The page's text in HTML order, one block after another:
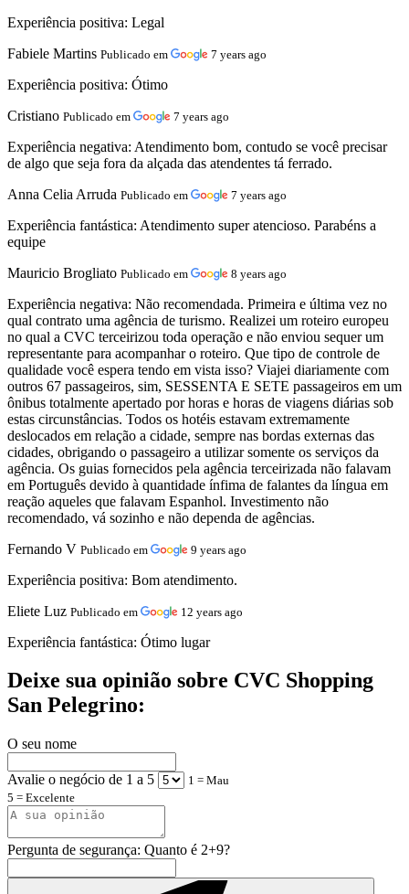
Experiência positiva: Legal
Fabiele Martins Publicado em 7 years ago
Experiência positiva: Ótimo
Cristiano Publicado em 7 years ago
Experiência negativa: Atendimento bom, contudo se você precisar
de algo que seja fora da alçada das atendentes tá ferrado.
Anna Celia Arruda Publicado em 7 years ago
Experiência fantástica: Atendimento super atencioso. Parabéns a
equipe
Mauricio Brogliato Publicado em 8 years ago
Experiência negativa: Não recomendada. Primeira e última vez no
qual contrato uma agência de turismo. Realizei um roteiro europeu
no qual a CVC terceirizou toda operação e não enviou sequer um
representante para acompanhar o roteiro. Que tipo de controle de
qualidade você espera tendo em vista isso? Viajei diariamente com
outros 67 passageiros, sim, SESSENTA E SETE passageiros em um
ônibus totalmente apertado por horas e horas de viagens diárias sob
estas circunstâncias. Todos os hotéis estavam extremamente
deslocados em relação a cidade, sempre nas bordas externas das
cidades, obrigando o passageiro a utilizar somente os serviços da
agência. Os guias fornecidos pela agência terceirizada não falavam
em Português devido à quantidade ínfima de falantes da língua em
reação aqueles que falavam Espanhol. Investimento não
recomendado, vá sozinho e não dependa de agências.
Fernando V Publicado em 9 years ago
Experiência positiva: Bom atendimento.
Eliete Luz Publicado em 12 years ago
Experiência fantástica: Ótimo lugar
Deixe sua opinião sobre CVC Shopping
San Pelegrino:
O seu nome
Avalie o negócio de 1 a 5
1 = Mau
5 = Excelente
Pergunta de segurança: Quanto é 2+9?